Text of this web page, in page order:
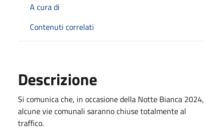
A cura di
Contenuti correlati
Descrizione
Si comunica che, in occasione della Notte Bianca 2024,
alcune vie comunali saranno chiuse totalmente al
traffico.